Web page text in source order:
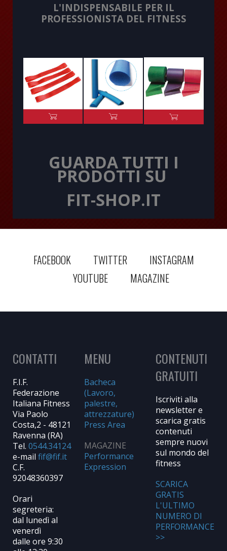
L'INDISPENSABILE PER IL
PROFESSIONISTA DEL FITNESS
GUARDA TUTTI I
PRODOTTI SU
FIT-SHOP.IT
FACEBOOK TWITTER
INSTAGRAM
YOUTUBE
MAGAZINE
CONTATTI
F.I.F.
Federazione
Italiana Fitness
Via Paolo
Costa,2 - 48121
Ravenna (RA)
Tel. 0544.34124
e-mail
C.F.
92048360397
Orari
segreteria:
dal lunedì al
venerdì
dalle ore 9:30
MENU
Bacheca
(Lavoro,
palestre,
attrezzature)
Press Area
MAGAZINE
Performance
Expression
CONTENUTI
GRATUITI
Iscriviti alla
newsletter e
scarica gratis
contenuti
sempre nuovi
sul mondo del
fitness
SCARICA
GRATIS
L'ULTIMO
NUMERO DI
PERFORMANCE
>>